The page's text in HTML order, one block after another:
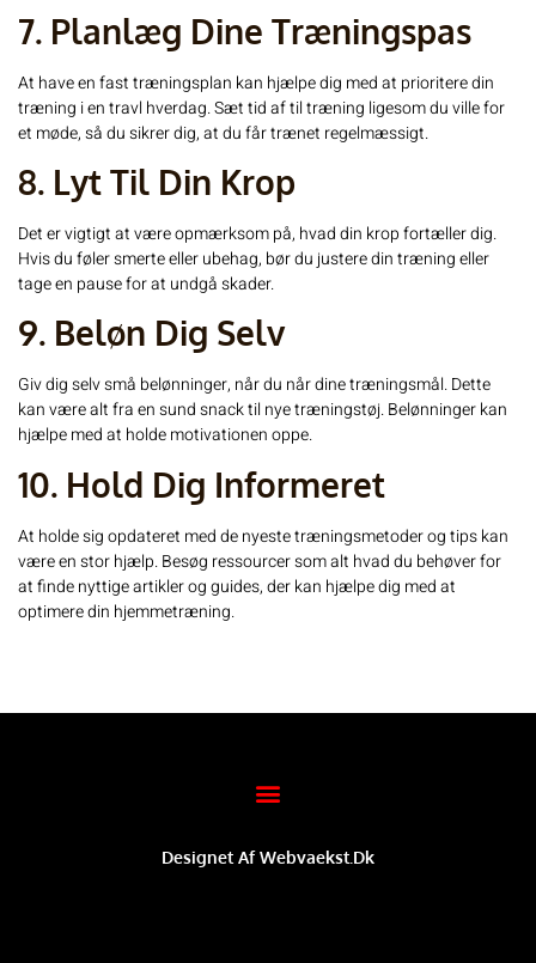
7. Planlæg Dine Træningspas
At have en fast træningsplan kan hjælpe dig med at prioritere din
træning i en travl hverdag. Sæt tid af til træning ligesom du ville for
et møde, så du sikrer dig, at du får trænet regelmæssigt.
8. Lyt Til Din Krop
Det er vigtigt at være opmærksom på, hvad din krop fortæller dig.
Hvis du føler smerte eller ubehag, bør du justere din træning eller
tage en pause for at undgå skader.
9. Beløn Dig Selv
Giv dig selv små belønninger, når du når dine træningsmål. Dette
kan være alt fra en sund snack til nye træningstøj. Belønninger kan
hjælpe med at holde motivationen oppe.
10. Hold Dig Informeret
At holde sig opdateret med de nyeste træningsmetoder og tips kan
være en stor hjælp. Besøg ressourcer somalt hvad du behøverfor
at finde nyttige artikler og guides, der kan hjælpe dig med at
optimere din hjemmetræning.
Designet Af Webvaekst.dk